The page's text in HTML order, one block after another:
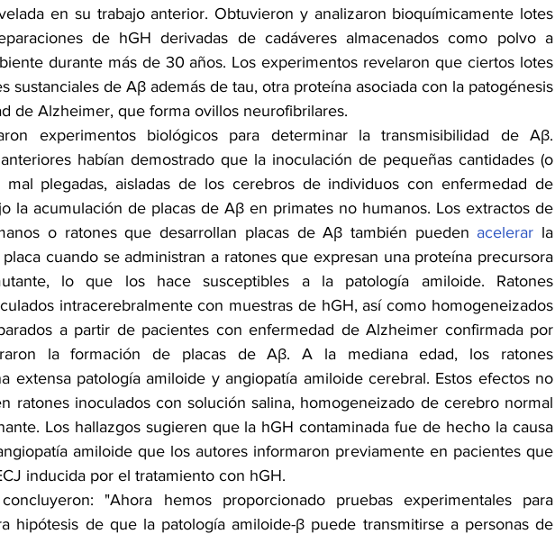
en su trabajo anterior. Obtuvieron y analizaron bioquímicamente lotes
de hGH derivadas de cadáveres almacenados como polvo a
durante más de 30 años. Los experimentos revelaron que ciertos lotes
sustanciales de Aβ además de tau, otra proteína asociada con la patogénesis
de Alzheimer, que forma ovillos neurofibrilares.
experimentos biológicos para determinar la transmisibilidad de Aβ.
habían demostrado que la inoculación de pequeñas cantidades (o
mal plegadas, aisladas de los cerebros de individuos con enfermedad de
la acumulación de placas de Aβ en primates no humanos. Los extractos de
o ratones que desarrollan placas de Aβ también pueden acelerar la
cuando se administran a ratones que expresan una proteína precursora
lo que los hace susceptibles a la patología amiloide. Ratones
intracerebralmente con muestras de hGH, así como homogeneizados
a partir de pacientes con enfermedad de Alzheimer confirmada por
la formación de placas de Aβ. A la mediana edad, los ratones
extensa patología amiloide y angiopatía amiloide cerebral. Estos efectos no
ratones inoculados con solución salina, homogeneizado de cerebro normal
Los hallazgos sugieren que la hGH contaminada fue de hecho la causa
amiloide que los autores informaron previamente en pacientes que
inducida por el tratamiento con hGH.
"Ahora hemos proporcionado pruebas experimentales para
hipótesis de que la patología amiloide-β puede transmitirse a personas de